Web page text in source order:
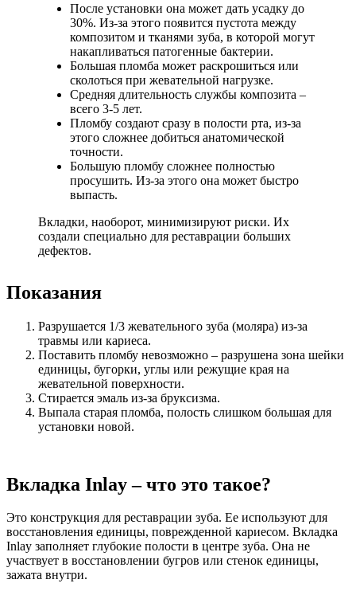
После установки она может дать усадку до
30%. Из-за этого появится пустота между
композитом и тканями зуба, в которой могут
накапливаться патогенные бактерии.
Большая пломба может раскрошиться или
сколоться при жевательной нагрузке.
Средняя длительность службы композита –
всего 3-5 лет.
Пломбу создают сразу в полости рта, из-за
этого сложнее добиться анатомической
точности.
Большую пломбу сложнее полностью
просушить. Из-за этого она может быстро
выпасть.
Вкладки, наоборот, минимизируют риски. Их
создали специально для реставрации больших
дефектов.
Показания
Разрушается 1/3 жевательного зуба (моляра) из-за
травмы или кариеса.
Поставить пломбу невозможно – разрушена зона шейки
единицы, бугорки, углы или режущие края на
жевательной поверхности.
Стирается эмаль из-за бруксизма.
Выпала старая пломба, полость слишком большая для
установки новой.
Вкладка Inlay – что это такое?
Это конструкция для реставрации зуба. Ее используют для
восстановления единицы, поврежденной кариесом. Вкладка
Inlay заполняет глубокие полости в центре зуба. Она не
участвует в восстановлении бугров или стенок единицы,
зажата внутри.